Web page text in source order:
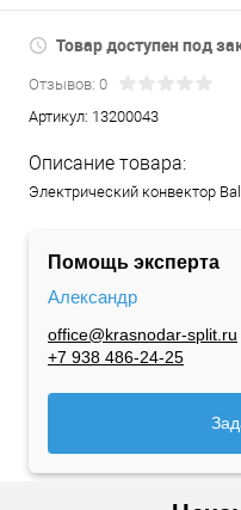
Товар доступен под
Отзывов: 0
Артикул: 13200043
Описание товара:
Электрический конвектор
Помощь эксперта
Александр
office@krasnodar-split.ru
+7 938 486-24-25